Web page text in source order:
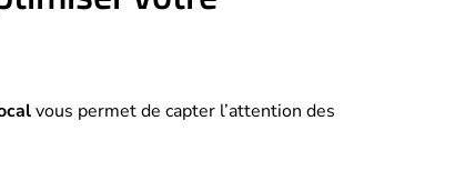
vous permet de capter l’attention des